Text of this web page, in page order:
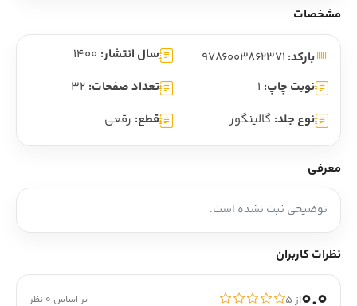
مشخصات
بارکد: سال انتشار: 1400
نوبت چاپ: 1 تعداد صفحات: 32
نوع جلد: گالینگور قطع: رقعی
معرفی
توضیحی ثبت نشده است.
نظرات کاربران
0.0از ۵ بر اساس 0 نظر